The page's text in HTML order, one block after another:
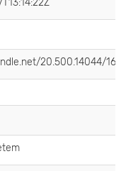
20.500.14044/